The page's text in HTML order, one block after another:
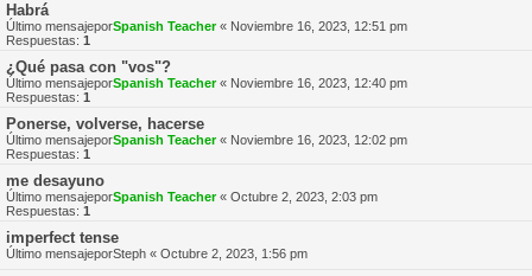
Habrá
Último mensajeporSpanish Teacher« Noviembre 16, 2023, 12:51 pm
Respuestas: 1
¿Qué pasa con "vos"?
Último mensajeporSpanish Teacher« Noviembre 16, 2023, 12:40 pm
Respuestas: 1
Ponerse, volverse, hacerse
Último mensajeporSpanish Teacher« Noviembre 16, 2023, 12:02 pm
Respuestas: 1
me desayuno
Último mensajeporSpanish Teacher« Octubre 2, 2023, 2:03 pm
Respuestas: 1
imperfect tense
Último mensajeporSteph « Octubre 2, 2023, 1:56 pm